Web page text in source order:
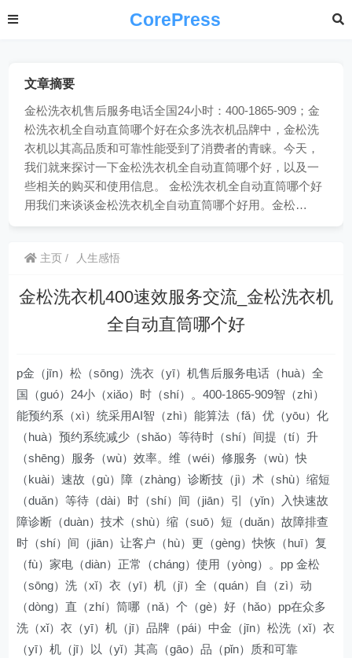
CorePress
文章摘要
金松洗衣机售后服务电话全国24小时：400-1865-909；金
松洗衣机全自动直筒哪个好在众多洗衣机品牌中，金松洗
衣机以其高品质和可靠性能受到了消费者的青睐。今天，
我们就来探讨一下金松洗衣机全自动直筒哪个好，以及一
些相关的购买和使用信息。 金松洗衣机全自动直筒哪个好
用我们来谈谈金松洗衣机全自动直筒哪个好用。金松…
主页 人生感悟
金松洗衣机400速效服务交流_金松洗衣机
全自动直筒哪个好
p金（jīn）松（sōng）洗衣（yī）机售后服务电话（huà）全
国（guó）24小（xiǎo）时（shí）。400-1865-909智（zhì）
能预约系（xì）统采用AI智（zhì）能算法（fǎ）优（yōu）化
（huà）预约系统减少（shǎo）等待时（shí）间提（tí）升
（shēng）服务（wù）效率。维（wéi）修服务（wù）快
（kuài）速故（gù）障（zhàng）诊断技（jì）术（shù）缩短
（duǎn）等待（dài）时（shí）间（jiān）引（yǐn）入快速故
障诊断（duàn）技术（shù）缩（suō）短（duǎn）故障排查
时（shí）间（jiān）让客户（hù）更（gèng）快恢（huī）复
（fù）家电（diàn）正常（cháng）使用（yòng）。pp 金松
（sōng）洗（xǐ）衣（yī）机（jī）全（quán）自（zì）动
（dòng）直（zhí）筒哪（nǎ）个（gè）好（hǎo）pp在众多
洗（xǐ）衣（yī）机（jī）品牌（pái）中金（jīn）松洗（xǐ）衣
（yī）机（jī）以（yǐ）其高（gāo）品（pǐn）质和可靠